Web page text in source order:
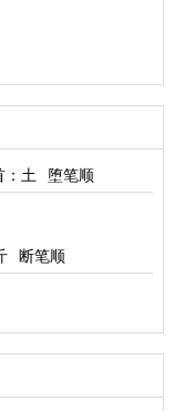
：土
堕笔顺
断笔顺